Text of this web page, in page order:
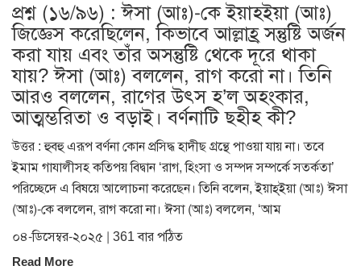
প্রশ্ন (১৬/৯৬) : ঈসা (আঃ)-কে ইয়াহইয়া (আঃ)
জিজ্ঞেস করেছিলেন, কিভাবে আল্লাহ্র সন্তুষ্টি অর্জন
করা যায় এবং তাঁর অসন্তুষ্টি থেকে দূরে থাকা
যায়? ঈসা (আঃ) বললেন, রাগ করো না। তিনি
আরও বললেন, রাগের উৎস হ’ল অহংকার,
আত্মম্ভরিতা ও বড়াই। বর্ণনাটি ছহীহ কী?
উত্তর : হুবহু এরূপ বর্ণনা কোন প্রসিদ্ধ হাদীছ গ্রন্থে পাওয়া যায় না। তবে
ইমাম গাযালীসহ কতিপয় বিদ্বান ‘রাগ, হিংসা ও সম্পদ সম্পর্কে সতর্কতা’
পরিচ্ছেদে এ বিষয়ে আলোচনা করেছেন। তিনি বলেন, ইয়াহ্ইয়া (আঃ) ঈসা
(আঃ)-কে বললেন, রাগ করো না। ঈসা (আঃ) বললেন, ‘আম
০৪-ডিসেম্বর-২০২৫ | 361 বার পঠিত
Read More